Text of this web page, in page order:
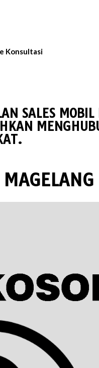
Konsultasi
SALES